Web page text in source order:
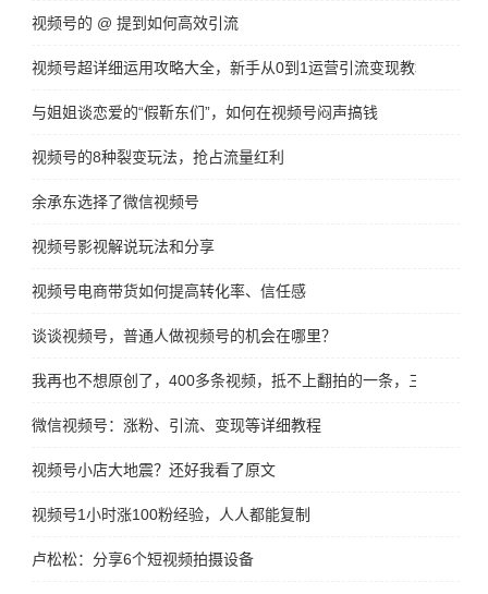
视频号的 @ 提到如何高效引流
视频号超详细运用攻略大全，新手从0到1运营引流变现教程
与姐姐谈恋爱的“假靳东们”，如何在视频号闷声搞钱
视频号的8种裂变玩法，抢占流量红利
余承东选择了微信视频号
视频号影视解说玩法和分享
视频号电商带货如何提高转化率、信任感
谈谈视频号，普通人做视频号的机会在哪里？
我再也不想原创了，400多条视频，抵不上翻拍的一条，三观彻底
微信视频号：涨粉、引流、变现等详细教程
视频号小店大地震？还好我看了原文
视频号1小时涨100粉经验，人人都能复制
卢松松：分享6个短视频拍摄设备